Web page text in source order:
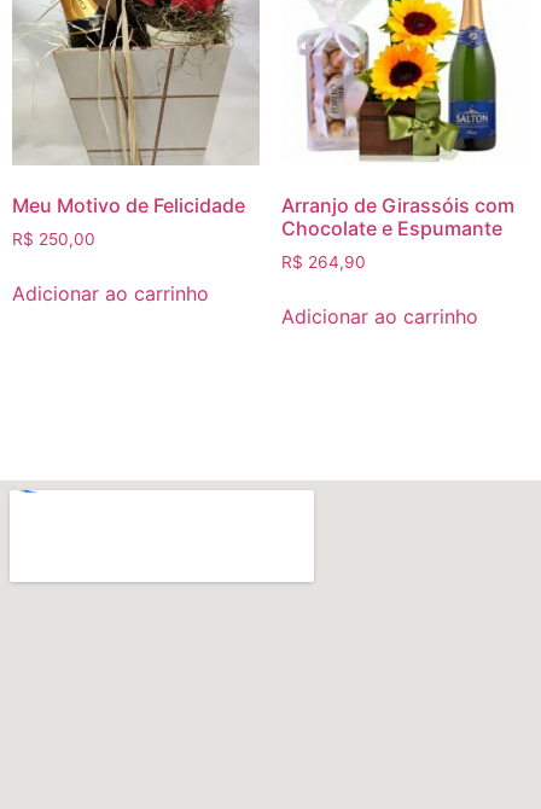
Meu Motivo de Felicidade
R$ 250,00
Adicionar ao carrinho
Arranjo de Girassóis com
Chocolate e Espumante
R$ 264,90
Adicionar ao carrinho